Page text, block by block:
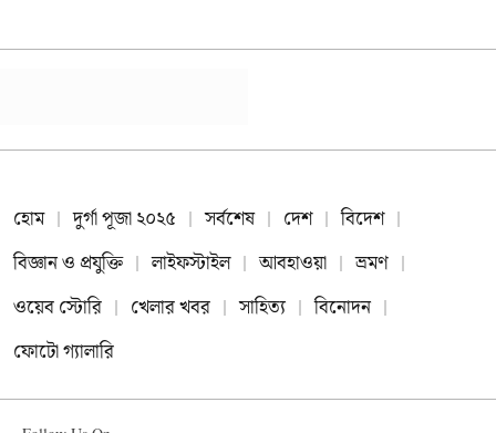
হোম দুর্গা পূজা ২০২৫ সর্বশেষ দেশ
বিদেশ
বিজ্ঞান ও প্রযুক্তি
লাইফস্টাইল আবহাওয়া
ভ্রমণ
ওয়েব স্টোরি
খেলার খবর সাহিত্য
বিনোদন
ফোটো গ্যালারি